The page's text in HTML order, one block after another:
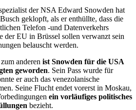
der NSA Edward Snowden hat
geklopft, als er enthüllte, dass die
Telefon -und Datenverkehrs
der EU in Brüssel sollen verwanzt sein
belauscht werden.
anderen ist Snowden für die USA
geworden. Sein Pass wurde für
er auch das venezolanische
Seine Flucht endet vorerst in Moskau,
ein vorläufiges politisches
bezieht.